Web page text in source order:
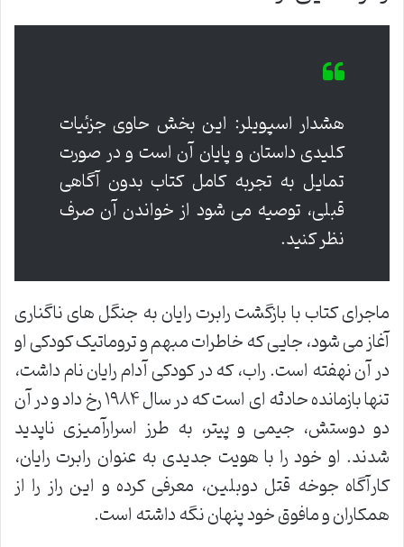
هشدار اسپویلر: این بخش حاوی جزئیات
کلیدی داستان و پایان آن است و در صورت
تمایل به تجربه کامل کتاب بدون آگاهی
قبلی، توصیه می شود از خواندن آن صرف
نظر کنید.
ماجرای کتاب با بازگشت رابرت رایان به جنگل های ناگناری
آغاز می شود، جایی که خاطرات مبهم و تروماتیک کودکی او
در آن نهفته است. راب، که در کودکی آدام رایان نام داشت،
تنها بازمانده حادثه ای است که در سال ۱۹۸۴ رخ داد و در آن
دو دوستش، جیمی و پیتر، به طرز اسرارآمیزی ناپدید
شدند. او خود را با هویت جدیدی به عنوان رابرت رایان،
کارآگاه جوخه قتل دوبلین، معرفی کرده و این راز را از
همکاران و مافوق خود پنهان نگه داشته است.